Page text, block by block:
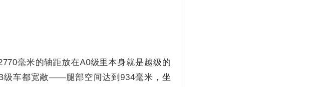
毫米的轴距放在A0级里本身就是越级的
级车都宽敞——腿部空间达到934毫米，坐